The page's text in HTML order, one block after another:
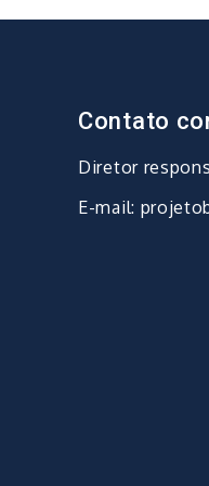
Contato
Diretor
E-mail: